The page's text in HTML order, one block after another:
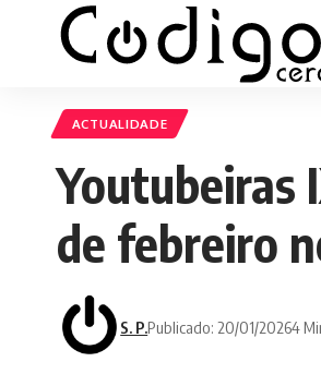
ACTUALIDADE
Youtubeiras
de febreiro
S. P.Publicado: 20/01/20264